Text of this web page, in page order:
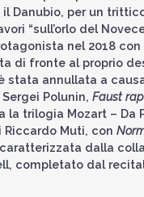
Danubio, per un
“sull’orlo del
nel 2018 con
di fronte al proprio
stata annullata a
Polunin, Faust
la trilogia Mozart – Da
Muti, con
dalla
completato dal